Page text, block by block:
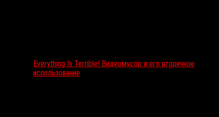
Everything Is Terrible! Видеомусор и его вторичное
использование